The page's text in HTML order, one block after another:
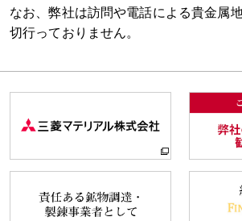
なお、弊社は訪問や電話による貴金属
切行っておりません。